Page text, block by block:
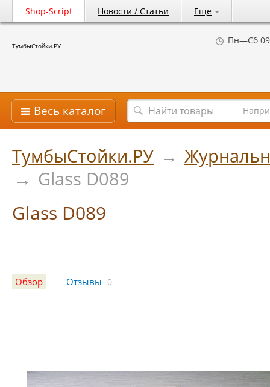
Shop-Script Новости / Статьи Еще
ТумбыСтойки.РУ Пн—Сб
Весь каталог
ТумбыСтойки.РУ →
→ Glass D089
Glass D089
Обзор Отзывы 0